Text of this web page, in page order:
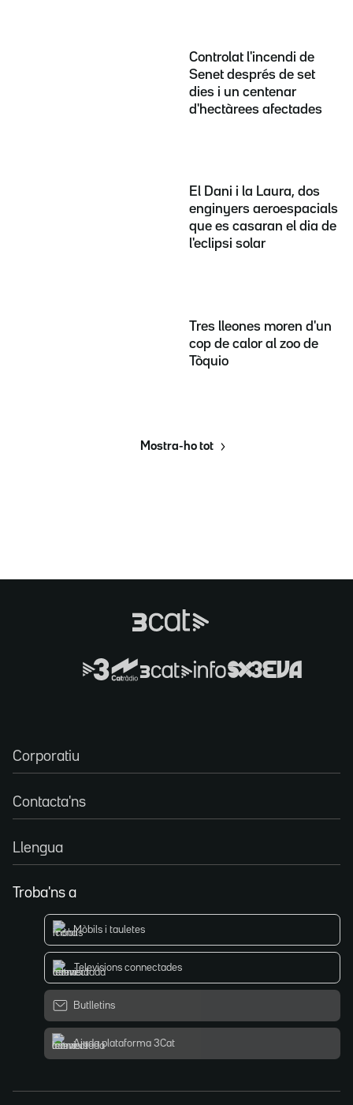
Controlat l'incendi de
Senet després de set
dies i un centenar
d'hectàrees afectades
El Dani i la Laura, dos
enginyers aeroespacials
que es casaran el dia de
l'eclipsi solar
Tres lleones moren d'un
cop de calor al zoo de
Tòquio
Mostra-ho tot
Corporatiu
Contacta'ns
Llengua
Troba'ns a
Mòbils i tauletes
Televisions connectades
Butlletins
Ajuda plataforma 3Cat